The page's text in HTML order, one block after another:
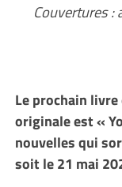
Couvertures :
Le prochain
originale est «
nouvelles qui
soit le 21 mai